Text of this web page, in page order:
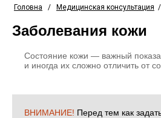
Головна / Медицинская консультация /
Заболевания кожи
Состояние кожи — важный
и иногда их сложно отличить от
ВНИМАНИЕ! Перед тем как